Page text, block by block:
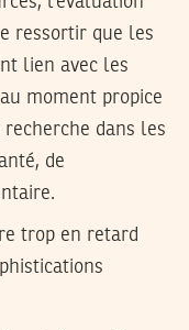
ressortir que les
lien avec les
moment propice
dans les
de
trop en retard